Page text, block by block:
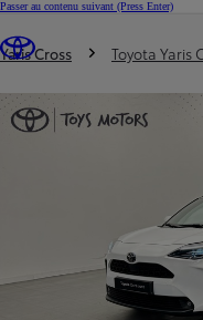
Passer au contenu suivant (Press Enter)
Trouvez un partenaire Toyota
Vous êtes ici
Yaris Cross Toyota Yaris